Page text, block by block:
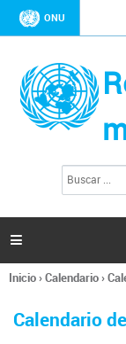
ONU
l
s

Se
usted
Inicio›Calendario›
Calendario